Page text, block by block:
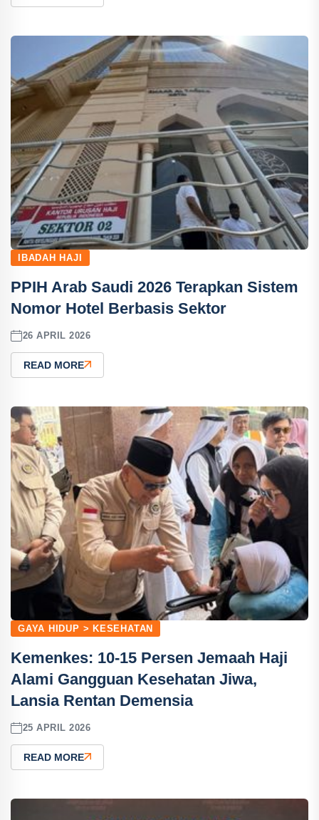
IBADAH HAJI
PPIH Arab Saudi 2026 Terapkan Sistem
Nomor Hotel Berbasis Sektor
26 APRIL 2026
READ MORE
GAYA HIDUP > KESEHATAN
Kemenkes: 10-15 Persen Jemaah Haji
Alami Gangguan Kesehatan Jiwa,
Lansia Rentan Demensia
25 APRIL 2026
READ MORE